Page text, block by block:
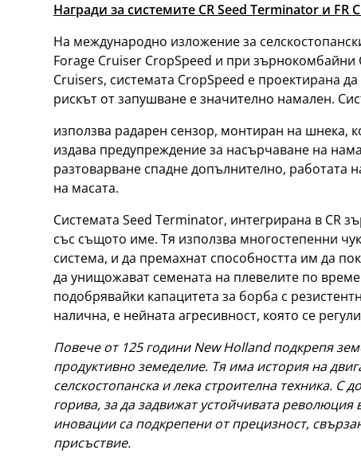
Награди за системите CR Seed Terminator и FR
На международно изложение за
Forage Cruiser CropSpeed и при
Cruisers, системата CropSpeed е проектирана
рискът от запушване е значително намален.
използва радарен сензор, монтиран на шнека,
издава предупреждение за насърчаване на
разтоварване спадне допълнително, работата
на масата.
Системата Seed Terminator, интегрирана в CR
със същото име. Тя използва многостепенни
система, и да премахнат способността им да
да унищожават семената на плевелите по
подобрявайки капацитета за борба с
налична, е нейната агресивност, която се
Повече от 125 години New Holland подкрепя
продуктивно земеделие. Тя има история на
селскостопанска и лека строителна техника.
горива, за да задвижат устойчивата
иновации са подкрепени от прецизност,
присъствие.